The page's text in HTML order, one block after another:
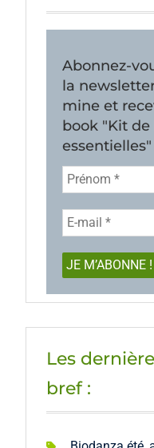
Abonnez-
la
mine et
book "Kit
essentielles"
Les
bref :